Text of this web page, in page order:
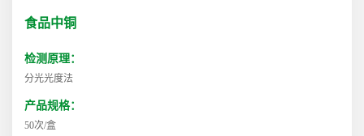
食品中铜
检测原理：
分光光度法
产品规格：
50次/盒